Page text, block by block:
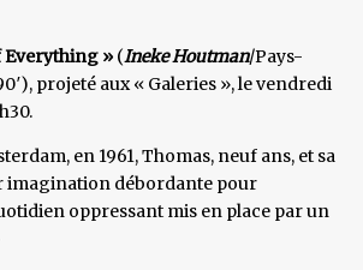
» (Ineke Houtman/Pays-
projeté aux « Galeries », le vendredi
en 1961, Thomas, neuf ans, et sa
débordante pour
oppressant mis en place par un